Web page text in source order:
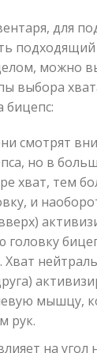
для
подходящий
можно
выбора
бицепс:
смотрят
но в
хват, тем
и
головку
мышцу,
рук.
на угол